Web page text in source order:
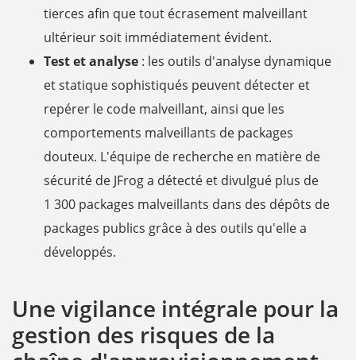
tierces afin que tout écrasement malveillant
ultérieur soit immédiatement évident.
Test et analyse : les outils d'analyse dynamique
et statique sophistiqués peuvent détecter et
repérer le code malveillant, ainsi que les
comportements malveillants de packages
douteux. L'équipe de recherche en matière de
sécurité de JFrog a détecté et divulgué plus de
1 300 packages malveillants dans des dépôts de
packages publics grâce à des outils qu'elle a
développés.
Une vigilance intégrale pour la
gestion des risques de la